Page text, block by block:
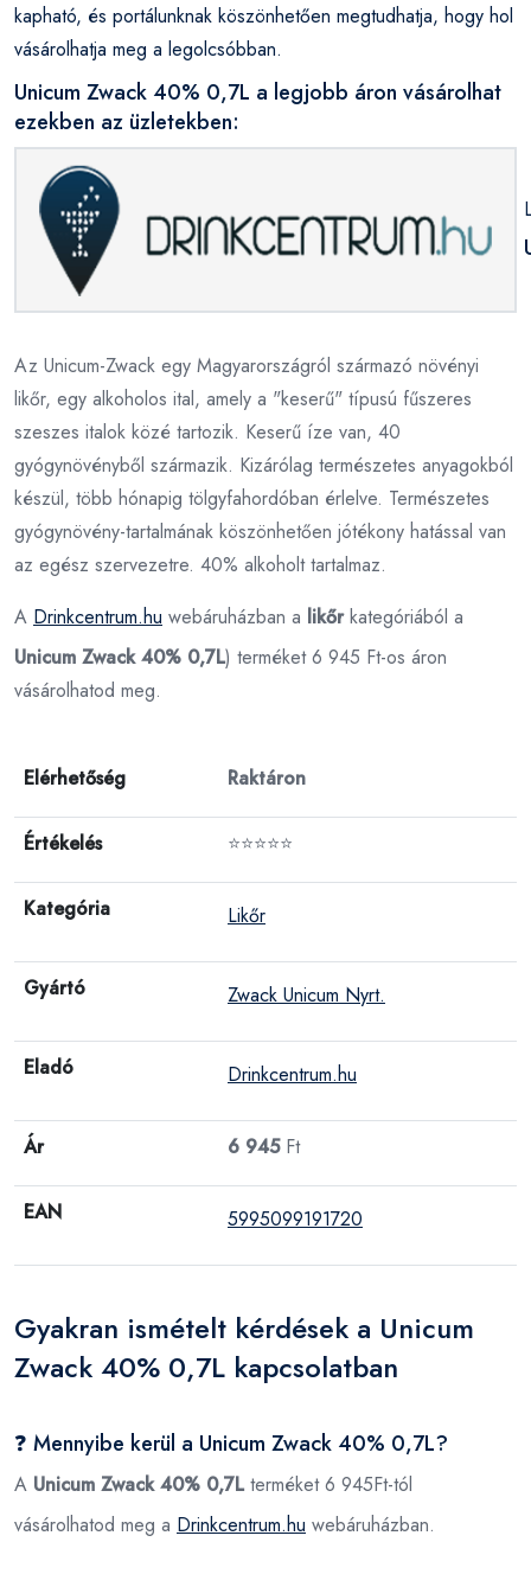
kapható, és portálunknak köszönhetően megtudhatja, hogy hol
vásárolhatja meg a legolcsóbban.
Unicum Zwack 40% 0,7L a legjobb áron vásárolhat
ezekben az üzletekben:
Az Unicum-Zwack egy Magyarországról származó növényi
likőr, egy alkoholos ital, amely a "keserű" típusú fűszeres
szeszes italok közé tartozik. Keserű íze van, 40
gyógynövényből származik. Kizárólag természetes anyagokból
készül, több hónapig tölgyfahordóban érlelve. Természetes
gyógynövény-tartalmának köszönhetően jótékony hatással van
az egész szervezetre. 40% alkoholt tartalmaz.
A Drinkcentrum.hu webáruházban a likőrkategóriából a
Unicum Zwack 40% 0,7L) terméket 6 945 Ft-os áron
vásárolhatod meg.
Elérhetőség Raktáron
Értékelés ⭐⭐⭐⭐⭐
Kategória Likőr
Gyártó Zwack Unicum Nyrt.
Eladó Drinkcentrum.hu
Ár 6 945Ft
EAN 5995099191720
Gyakran ismételt kérdések a Unicum
Zwack 40% 0,7L kapcsolatban
❓ Mennyibe kerül a Unicum Zwack 40% 0,7L?
A Unicum Zwack 40% 0,7Lterméket 6 945Ft-tól
vásárolhatod meg a Drinkcentrum.hu webáruházban.